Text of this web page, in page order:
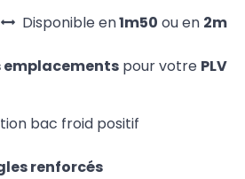
Disponible en1m50 ou en 2m
emplacements pour votre PLV
renforcés